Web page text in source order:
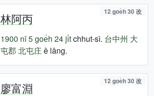
林阿丙 12 goe̍h 30 改
1900 nî5 goe̍h 24 ji̍tchhut-sì. 台中州 大
屯郡 北屯庄ê lâng.
廖富淵 12 goe̍h 30 改